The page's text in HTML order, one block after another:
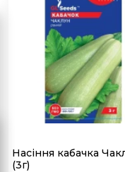
Насіння кабачка
(3г)